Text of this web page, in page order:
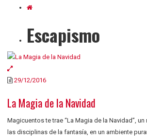
Escapismo
29/12/2016
La Magia de la Navidad
Magicuentos te trae “La Magia de la Navidad”,
las disciplinas de la fantasía, en un ambiente